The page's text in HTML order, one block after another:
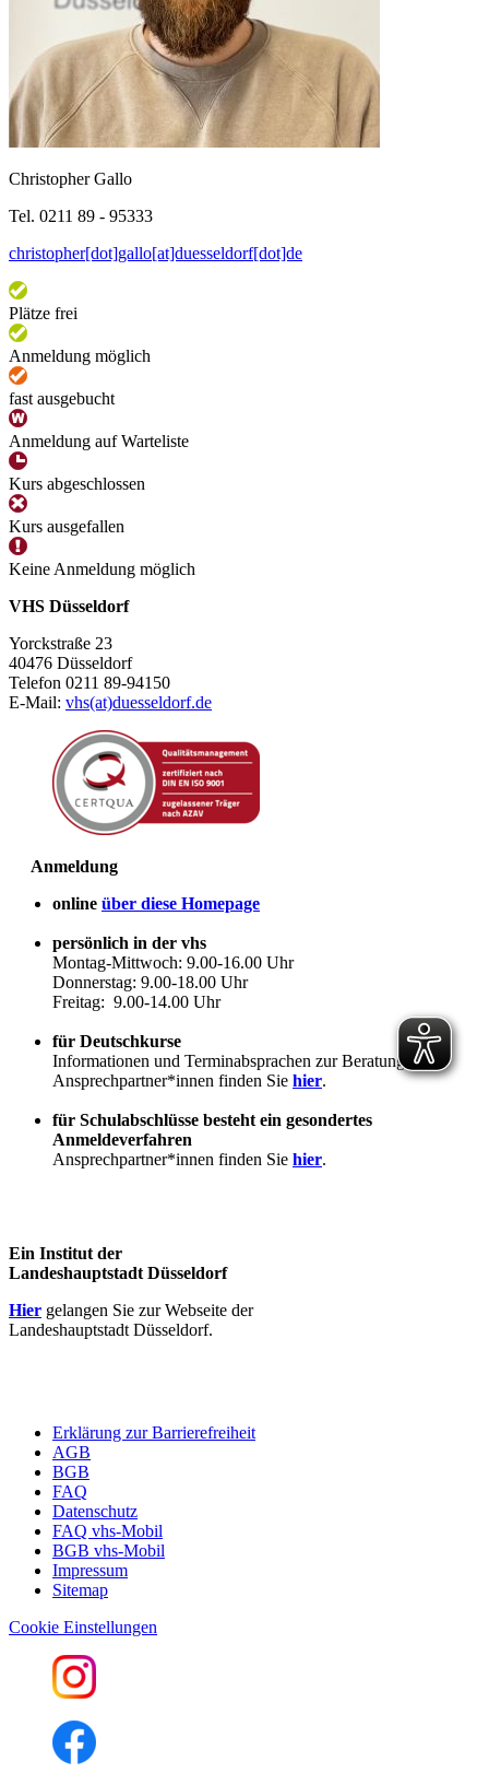
Christopher Gallo
Tel. 0211 89 - 95333
christopher[dot]gallo[at]duesseldorf[dot]de
Plätze frei
Anmeldung möglich
fast ausgebucht
Anmeldung auf Warteliste
Kurs abgeschlossen
Kurs ausgefallen
Keine Anmeldung möglich
VHS Düsseldorf
Yorckstraße 23
40476 Düsseldorf
Telefon 0211 89-94150
E-Mail: vhs(at)duesseldorf.de
Anmeldung
online über diese Homepage
persönlich in der vhs
Montag-Mittwoch: 9.00-16.00 Uhr
Donnerstag: 9.00-18.00 Uhr
Freitag: 9.00-14.00 Uhr
für Deutschkurse
Informationen und Terminabsprachen zur Beratung
Ansprechpartner*innen finden Sie hier.
für Schulabschlüsse besteht ein gesondertes
Anmeldeverfahren
Ansprechpartner*innen finden Sie hier.
Ein Institut der
Landeshauptstadt Düsseldorf
Hier gelangen Sie zur Webseite der
Landeshauptstadt Düsseldorf.
Erklärung zur Barrierefreiheit
AGB
BGB
FAQ
Datenschutz
FAQ vhs-Mobil
BGB vhs-Mobil
Impressum
Sitemap
Cookie Einstellungen